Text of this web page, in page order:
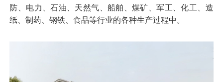
防、电力、石油、天然气、船舶、煤矿、军工、化工、造
纸、制药、钢铁、食品等行业的各种生产过程中。